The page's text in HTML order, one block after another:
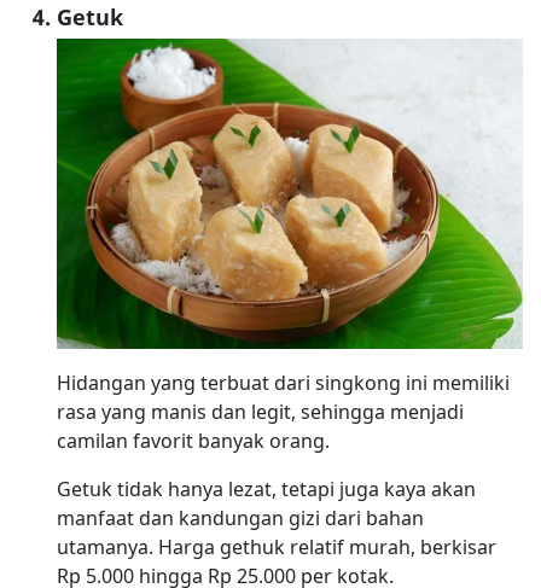
Getuk
Hidangan yang terbuat dari singkong ini memiliki
rasa yang manis dan legit, sehingga menjadi
camilan favorit banyak orang.
Getuk tidak hanya lezat, tetapi juga kaya akan
manfaat dan kandungan gizi dari bahan
utamanya. Harga gethuk relatif murah, berkisar
Rp 5.000 hingga Rp 25.000 per kotak.